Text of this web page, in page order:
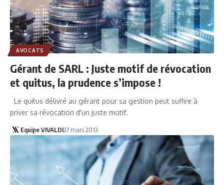
AVOCATS
Gérant de SARL : Juste motif de révocation
et quitus, la prudence s’impose !
Le quitus délivré au gérant pour sa gestion peut suffire à
priver sa révocation d'un juste motif.
Equipe VIVALDI27 mars 2013